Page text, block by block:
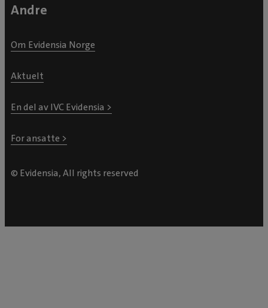
Andre
Om Evidensia Norge
Aktuelt
En del av IVC Evidensia >
For ansatte >
© Evidensia, All rights reserved